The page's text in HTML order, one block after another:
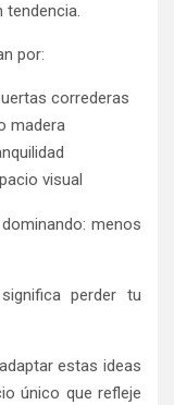
tendencia.
por:
correderas
madera
visual
menos
perder tu
estas ideas
único que refleje